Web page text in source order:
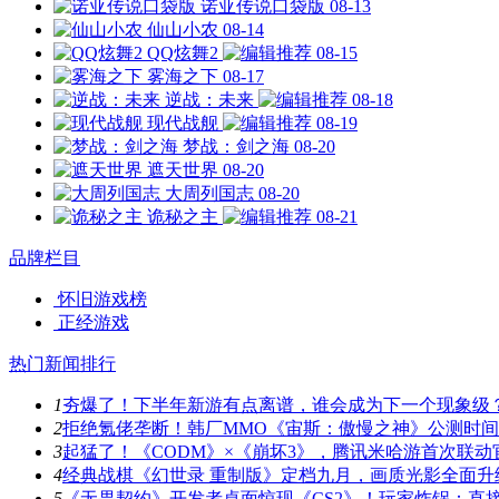
诺亚传说口袋版 08-13
仙山小农 08-14
QQ炫舞2
08-15
雾海之下 08-17
逆战：未来
08-18
现代战舰
08-19
梦战：剑之海 08-20
遮天世界 08-20
大周列国志 08-20
诡秘之主
08-21
品牌栏目
怀旧游戏榜
正经游戏
热门新闻排行
1夯爆了！下半年新游有点离谱，谁会成为下一个现象级
2拒绝氪佬垄断！韩厂MMO《宙斯：傲慢之神》公测时间
3起猛了！《CODM》×《崩坏3》，腾讯米哈游首次联动
4经典战棋《幻世录 重制版》定档九月，画质光影全面升